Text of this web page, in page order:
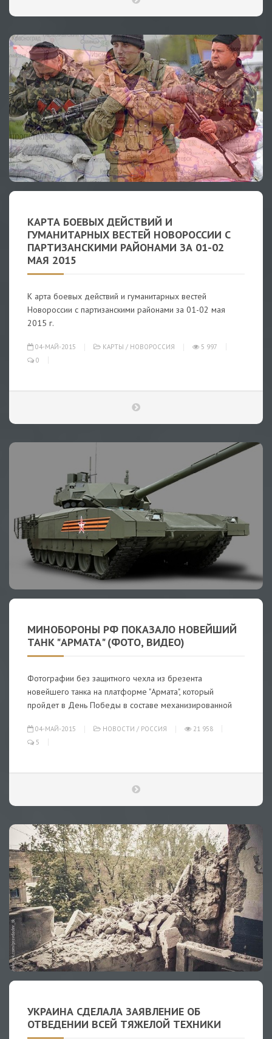
КАРТА БОЕВЫХ ДЕЙСТВИЙ И
ГУМАНИТАРНЫХ ВЕСТЕЙ НОВОРОССИИ С
ПАРТИЗАНСКИМИ РАЙОНАМИ ЗА 01-02
МАЯ 2015
К арта боевых действий и гуманитарных вестей
Новороссии с партизанскими районами за 01-02 мая
2015 г.
04-МАЙ-2015 КАРТЫ / НОВОРОССИЯ
5 997
0
МИНОБОРОНЫ РФ ПОКАЗАЛО НОВЕЙШИЙ
ТАНК "АРМАТА" (ФОТО, ВИДЕО)
Фотографии без защитного чехла из брезента
новейшего танка на платформе "Армата", который
пройдет в День Победы в составе механизированной
04-МАЙ-2015 НОВОСТИ / РОССИЯ
21 958
5
УКРАИНА СДЕЛАЛА ЗАЯВЛЕНИЕ ОБ
ОТВЕДЕНИИ ВСЕЙ ТЯЖЕЛОЙ ТЕХНИКИ